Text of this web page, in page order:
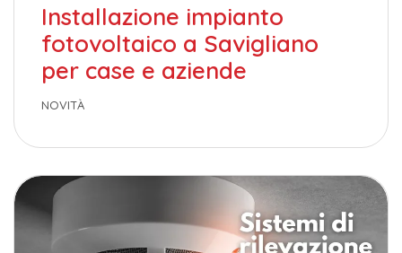
Installazione impianto
fotovoltaico a Savigliano
per case e aziende
NOVITÀ